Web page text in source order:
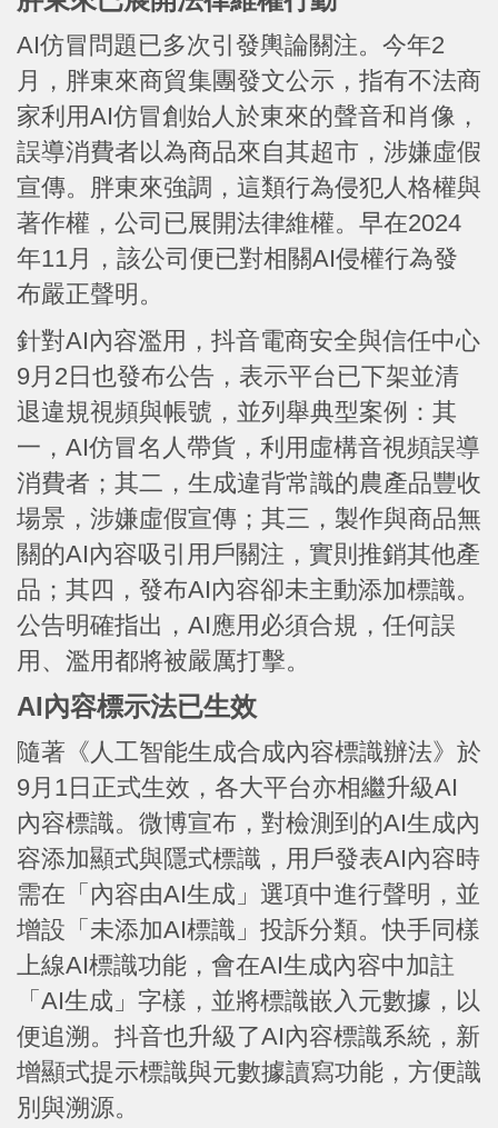
AI仿冒問題已多次引發輿論關注。今年2
月，胖東來商貿集團發文公示，指有不法商
家利用AI仿冒創始人於東來的聲音和肖像，
誤導消費者以為商品來自其超市，涉嫌虛假
宣傳。胖東來強調，這類行為侵犯人格權與
著作權，公司已展開法律維權。早在2024
年11月，該公司便已對相關AI侵權行為發
布嚴正聲明。
針對AI內容濫用，抖音電商安全與信任中心
9月2日也發布公告，表示平台已下架並清
退違規視頻與帳號，並列舉典型案例：其
一，AI仿冒名人帶貨，利用虛構音視頻誤導
消費者；其二，生成違背常識的農產品豐收
場景，涉嫌虛假宣傳；其三，製作與商品無
關的AI內容吸引用戶關注，實則推銷其他產
品；其四，發布AI內容卻未主動添加標識。
公告明確指出，AI應用必須合規，任何誤
用、濫用都將被嚴厲打擊。
AI內容標示法已生效
隨著《人工智能生成合成內容標識辦法》於
9月1日正式生效，各大平台亦相繼升級AI
內容標識。微博宣布，對檢測到的AI生成內
容添加顯式與隱式標識，用戶發表AI內容時
需在「內容由AI生成」選項中進行聲明，並
增設「未添加AI標識」投訴分類。快手同樣
上線AI標識功能，會在AI生成內容中加註
「AI生成」字樣，並將標識嵌入元數據，以
便追溯。抖音也升級了AI內容標識系統，新
增顯式提示標識與元數據讀寫功能，方便識
別與溯源。